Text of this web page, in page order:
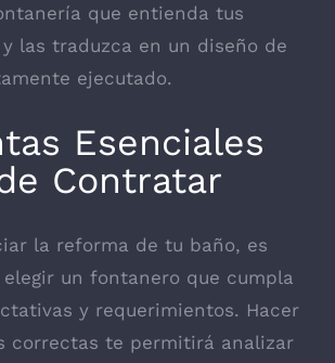
que entienda tus
las traduzca en un diseño de
ejecutado.
Esenciales
Contratar
la reforma de tu baño, es
un fontanero que cumpla
y requerimientos. Hacer
correctas te permitirá analizar